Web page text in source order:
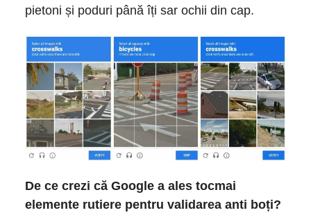
pietoni și poduri până îți sar ochii din cap.
De ce crezi că Google a ales tocmai
elemente rutiere pentru validarea anti boți?